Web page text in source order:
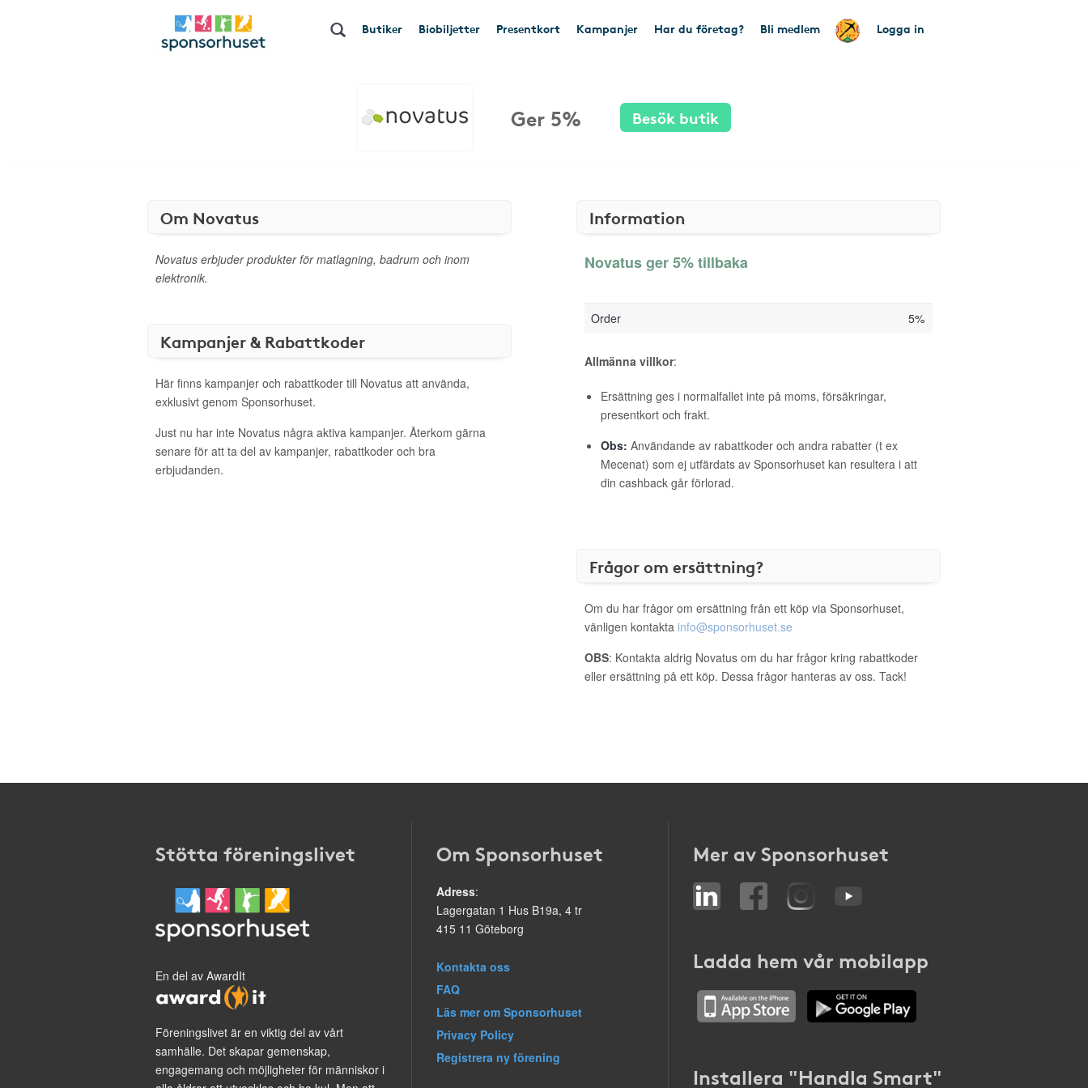
Butiker Biobiljetter Presentkort Kampanjer Har du företag? Bli medlem Logga in
Ger 5% Besök butik
Om Novatus
Novatus erbjuder produkter för matlagning, badrum och inom
elektronik.
Kampanjer & Rabattkoder
Här finns kampanjer och rabattkoder till Novatus att använda,
exklusivt genom Sponsorhuset.
Just nu har inte Novatus några aktiva kampanjer. Återkom gärna
senare för att ta del av kampanjer, rabattkoder och bra
erbjudanden.
Information
Novatus ger 5% tillbaka
Order 5%
Allmänna villkor:
Ersättning ges i normalfallet inte på moms, försäkringar,
presentkort och frakt.
Obs: Användande av rabattkoder och andra rabatter (t ex
Mecenat) som ej utfärdats av Sponsorhuset kan resultera i att
din cashback går förlorad.
Frågor om ersättning?
Om du har frågor om ersättning från ett köp via Sponsorhuset,
vänligen kontakta info@sponsorhuset.se
OBS: Kontakta aldrig Novatus om du har frågor kring rabattkoder
eller ersättning på ett köp. Dessa frågor hanteras av oss. Tack!
Stötta föreningslivet
En del av AwardIt
Föreningslivet är en viktig del av vårt
samhälle. Det skapar gemenskap,
engagemang och möjligheter för människor i
Om Sponsorhuset
Adress:
Lagergatan 1 Hus B19a, 4 tr
415 11 Göteborg
Kontakta oss
FAQ
Läs mer om Sponsorhuset
Privacy Policy
Registrera ny förening
Mer av Sponsorhuset
Ladda hem vår mobilapp
Installera "Handla Smart"